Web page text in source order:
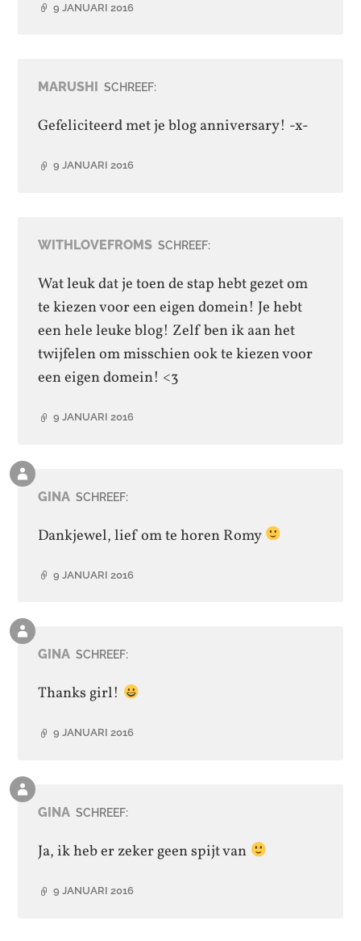
9 JANUARI 2016
MARUSHI SCHREEF:
Gefeliciteerd met je blog anniversary! -x-
9 JANUARI 2016
WITHLOVEFROMS SCHREEF:
Wat leuk dat je toen de stap hebt gezet om
te kiezen voor een eigen domein! Je hebt
een hele leuke blog! Zelf ben ik aan het
twijfelen om misschien ook te kiezen voor
een eigen domein! <3
9 JANUARI 2016
Reactie
vanGINA SCHREEF:
Dankjewel, lief om te horen Romy
9 JANUARI 2016
Reactie
vanGINA SCHREEF:
Thanks girl!
9 JANUARI 2016
Reactie
vanGINA SCHREEF:
Ja, ik heb er zeker geen spijt van
9 JANUARI 2016